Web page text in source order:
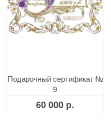
Подарочный сертификат №
9
60 000 р.